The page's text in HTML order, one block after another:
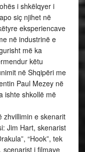
i shkëlqyer i
siç njihet në
eksperiencave
në industrinë e
më ka
këtu
në Shqipëri me
Paul Mezey në
ishte shkollë më
zhvillimin e skenarit
Jim Hart, skenarist
“Hook”, tek
scenarist i filmave